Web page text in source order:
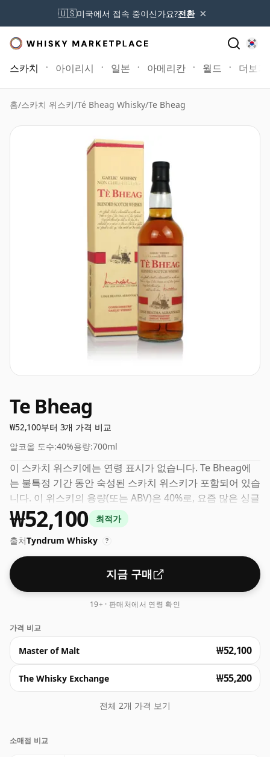
🇺🇸미국에서 접속 중이신가요?전환 ×
스카치 아이리시 일본 아메리칸 월드 더보기
홈/스카치 위스키/Té Bheag Whisky/Te Bheag
Te Bheag
₩52,100부터 3개 가격 비교
알코올 도수:40%용량:700ml
이 스카치 위스키에는 연령 표시가 없습니다. Te Bheag에
는 불특정 기간 동안 숙성된 스카치 위스키가 포함되어 있습
니다. 이 위스키의 용량(또는 ABV)은 40%로, 요즘 많은 싱글
몰트 위스키가 더 높은 농도로 병입되지만 이는 블렌디드 스
카치 위스키에서 일반적입니다. 용량은 70cl입니다.
₩52,100
최적가
출처Tyndrum Whisky ?
지금 구매
19+ · 판매처에서 연령 확인
가격 비교
Master of Malt ₩52,100
The Whisky Exchange ₩55,200
전체 2개 가격 보기
소매점 비교